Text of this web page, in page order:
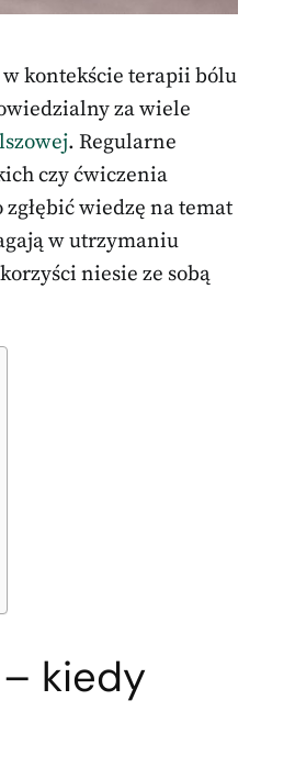
kontekście terapii bólu
za wiele
. Regularne
czy ćwiczenia
wiedzę na temat
w utrzymaniu
niesie ze sobą
kiedy